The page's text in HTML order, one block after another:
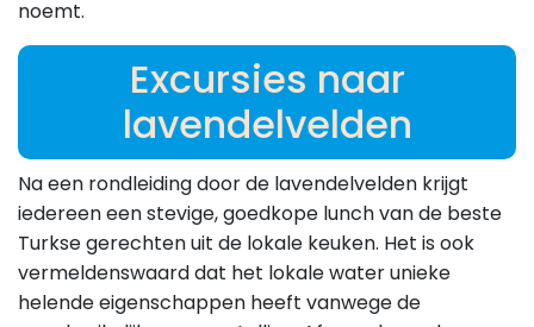
noemt.
Excursies naar
lavendelvelden
Na een rondleiding door de lavendelvelden krijgt
iedereen een stevige, goedkope lunch van de beste
Turkse gerechten uit de lokale keuken. Het is ook
vermeldenswaard dat het lokale water unieke
helende eigenschappen heeft vanwege de